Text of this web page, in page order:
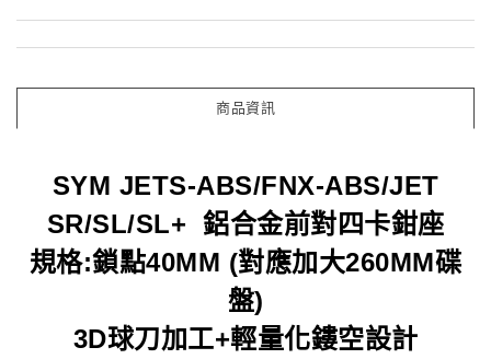
商品資訊
SYM JETS-ABS/FNX-ABS/JET
SR/SL/SL+ 鋁合金前對四卡鉗座
規格:鎖點40MM (對應加大260MM碟
盤)
3D球刀加工+輕量化鏤空設計